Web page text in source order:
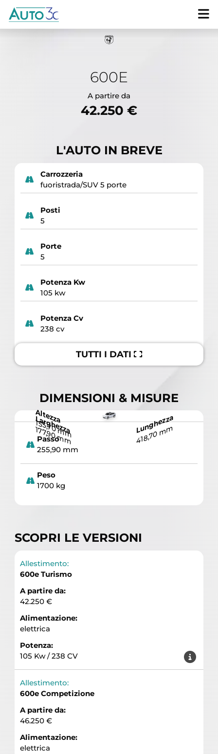
600E
A partire da
42.250 €
L'AUTO IN BREVE
Carrozzeria
fuoristrada/SUV 5 porte
Posti
5
Porte
5
Potenza Kw
105 kw
Potenza Cv
238 cv
TUTTI I DATI
DIMENSIONI & MISURE
Altezza
155,70 mm
Larghezza
177,90 mm
Lunghezza
418,70 mm
Passo
255,90 mm
Peso
1700 kg
SCOPRI LE VERSIONI
Allestimento:
600e Turismo
A partire da:
42.250 €
Alimentazione:
elettrica
Potenza:
105 Kw / 238 CV
Allestimento:
600e Competizione
A partire da:
46.250 €
Alimentazione:
elettrica